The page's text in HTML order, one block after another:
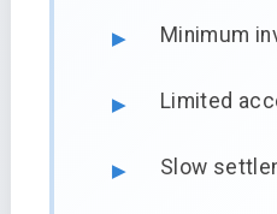
Minimum
Limited
Slow